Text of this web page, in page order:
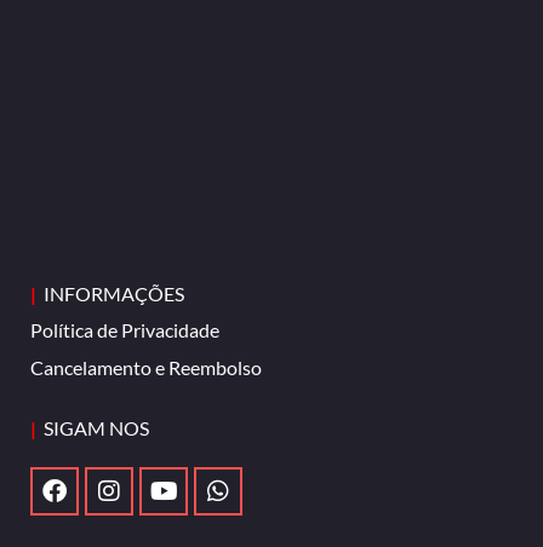
| INFORMAÇÕES
Política de Privacidade
Cancelamento e Reembolso
| SIGAM NOS